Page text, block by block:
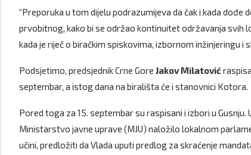
“Preporuka u tom dijelu podrazumijeva da čak i kada
prvobitnog, kako bi se održao kontinuitet održavanja svih
kada je riječ o biračkim spiskovima, izbornom inžinjeringu i
Podsjetimo, predsjednik Crne Gore Jakov Milatović
septembar, a istog dana na birališta će i stanovnici Kotora.
Pored toga za 15. septembar su raspisani i izbori u
Ministarstvo javne uprave (MJU) naložilo lokalnom
učini, predložiti da Vlada uputi predlog za skraćenje